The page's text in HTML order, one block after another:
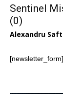
Sentinel
(0)
Alexandru
[newsletter_form]